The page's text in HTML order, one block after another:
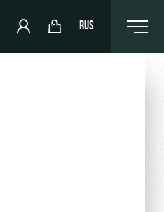
RUS